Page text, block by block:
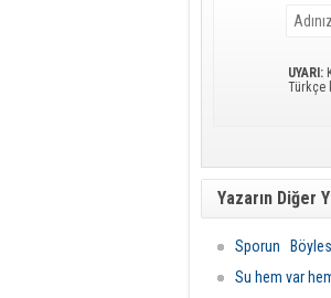
UYARI:
Türkçe
Yazarın Diğer
Sporun Böylesi
Su hem var